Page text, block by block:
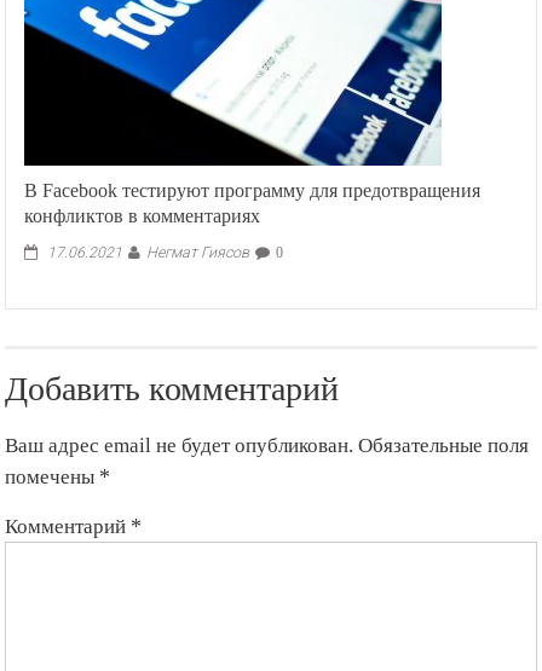
В Facebook тестируют программу для предотвращения
конфликтов в комментариях
17.06.2021 Негмат Гиясов 0
Добавить комментарий
Ваш адрес email не будет опубликован. Обязательные поля
помечены *
Комментарий *